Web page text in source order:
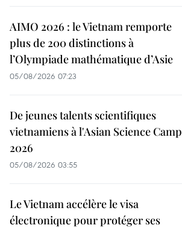
AIMO 2026 : le Vietnam remporte
plus de 200 distinctions à
l’Olympiade mathématique d’Asie
05/08/2026 07:23
De jeunes talents scientifiques
vietnamiens à l'Asian Science Camp
2026
05/08/2026 03:55
Le Vietnam accélère le visa
électronique pour protéger ses